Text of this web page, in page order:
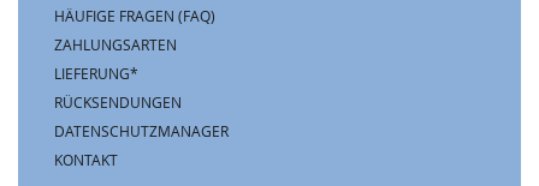
HÄUFIGE FRAGEN (FAQ)
ZAHLUNGSARTEN
LIEFERUNG*
RÜCKSENDUNGEN
DATENSCHUTZMANAGER
KONTAKT